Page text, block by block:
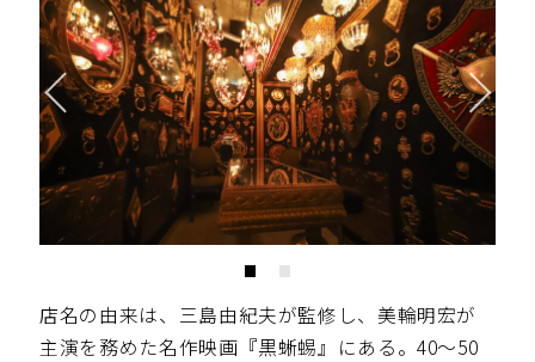
店名の由来は、三島由紀夫が監修し、美輪明宏が
主演を務めた名作映画『黒蜥蜴』にある。40〜50